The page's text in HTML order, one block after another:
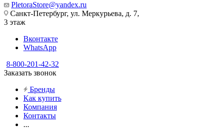
PletoraStore@yandex.ru
Санкт-Петербург, ул. Меркурьева, д. 7,
3 этаж
Вконтакте
WhatsApp
8-800-201-42-32
Заказать звонок
Бренды
Как купить
Компания
Контакты
...